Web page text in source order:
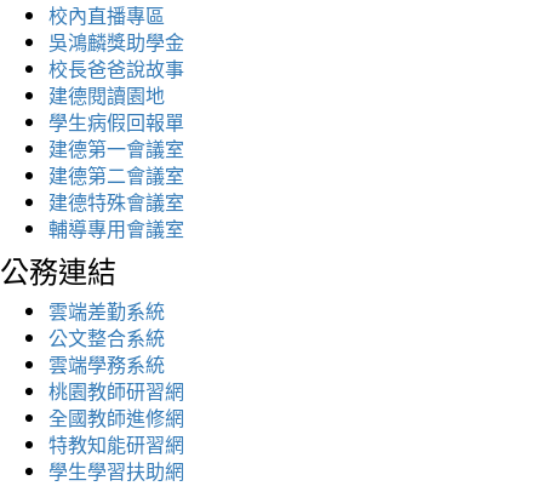
校內直播專區
吳鴻麟獎助學金
校長爸爸說故事
建德閱讀園地
學生病假回報單
建德第一會議室
建德第二會議室
建德特殊會議室
輔導專用會議室
公務連結
雲端差勤系統
公文整合系統
雲端學務系統
桃園教師研習網
全國教師進修網
特教知能研習網
學生學習扶助網